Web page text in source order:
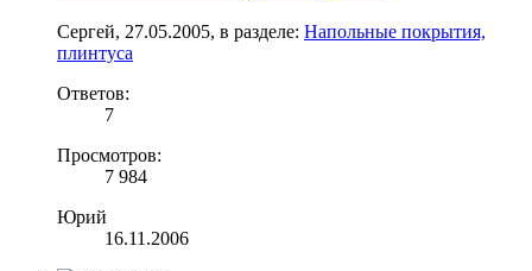
Сергей, 27.05.2005, в разделе: Напольные покрытия,
плинтуса
Ответов:
7
Просмотров:
7 984
Юрий
16.11.2006